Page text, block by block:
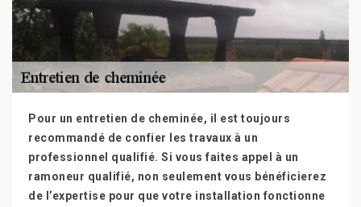
Pour un entretien de cheminée, il est toujours
recommandé de confier les travaux à un
professionnel qualifié. Si vous faites appel à un
ramoneur qualifié, non seulement vous bénéficierez
de l’expertise pour que votre installation fonctionne